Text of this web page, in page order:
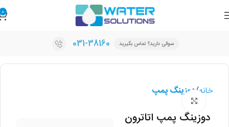
0
سوالی دارید؟ تماس بگیرید 031-38160
خانه دوزینگ پمپ
دوزینگ پمپ اتاترون